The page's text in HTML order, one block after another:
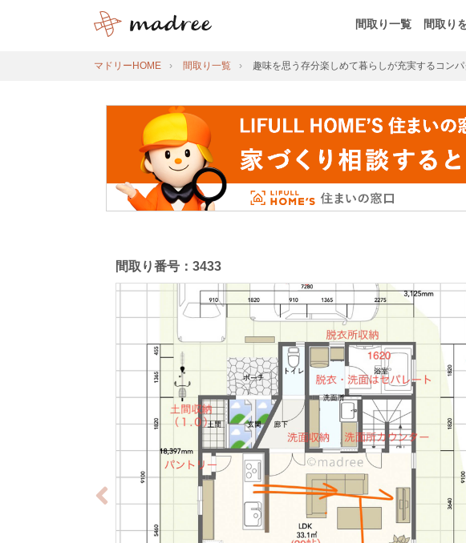
間取り一覧 間取り
マドリーHOME 間取り一覧 趣味を思う存分楽しめて暮らしが充実するコン
間取り番号：3433